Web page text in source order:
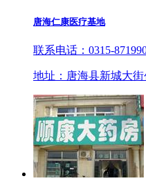
唐海仁康医疗基地
联系电话：0315-
地址：唐海县新城大